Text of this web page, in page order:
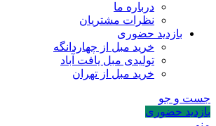
درباره ما
نظرات مشتریان
بازدید حضوری
خرید مبل از چهاردانگه
تولیدی مبل یافت آباد
خرید مبل از تهران
جست و جو
بازدید حضوری